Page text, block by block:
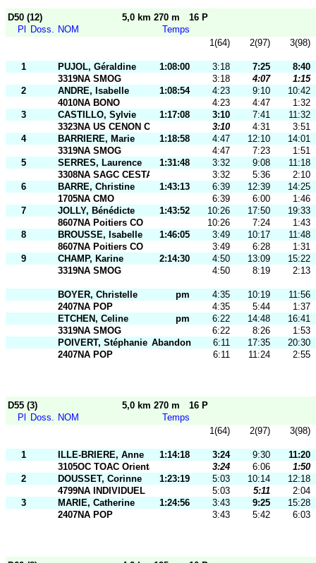
D50 (12) 5,0 km 270 m
16 P
Pl
Doss. NOM
Temps
1(64)
2(97) 3(98)
1 PUJOL, Géraldine 1:08:00 3:18 7:25
8:40
3319NA SMOG
3:18 4:07
1:15
2
ANDRE, Isabelle 1:08:54 4:23 9:10
10:42
4010NA BONO
4:23 4:47
1:32
3
CASTILLO, Sylvie 1:17:08 3:10 7:41
11:32
3323NA US CENON CO
3:10 4:31
3:51
4
BARRIERE, Marie 1:18:58 4:47 12:10
14:01
3319NA SMOG
4:47 7:23
1:51
5
SERRES, Laurence 1:31:48 3:32 9:08
11:18
3308NA SAGC CESTAS
3:32 5:36
2:10
6
BARRE, Christine 1:43:13 6:39 12:39
14:25
1705NA CMO
6:39 6:00
1:46
7
JOLLY, Bénédicte 1:43:52 10:26 17:50
19:33
8607NA Poitiers CO
10:26 7:24
1:43
8
BROUSSE, Isabelle 1:46:05 3:49 10:17
11:48
8607NA Poitiers CO
3:49 6:28
1:31
9
CHAMP, Karine 2:14:30 4:50 13:09
15:22
3319NA SMOG
4:50 8:19 2:13
BOYER, Christelle pm 4:35 10:19
11:56
2407NA POP
4:35 5:44
1:37
ETCHEN, Celine
pm 6:22 14:48
16:41
3319NA SMOG
6:22 8:26
1:53
POIVERT, Stéphanie Abandon 6:11 17:35
20:30
2407NA POP
6:11 11:24 2:55
D55 (3) 5,0 km 270 m
16 P
Pl
Doss. NOM
Temps
1(64)
2(97) 3(98)
1 ILLE-BRIERE, Anne 1:14:18 3:24 9:30
11:20
3105OC TOAC Orientatio
3:24 6:06
1:50
2
DOUSSET, Corinne 1:23:19 5:03 10:14
12:18
4799NA INDIVIDUEL
5:03 5:11
2:04
3
MARIE, Catherine 1:24:56 3:43 9:25
15:28
2407NA POP
3:43 5:42 6:03